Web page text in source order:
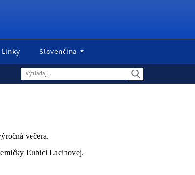
Linky Slovenčina
večera.
Ľubici Lacinovej.